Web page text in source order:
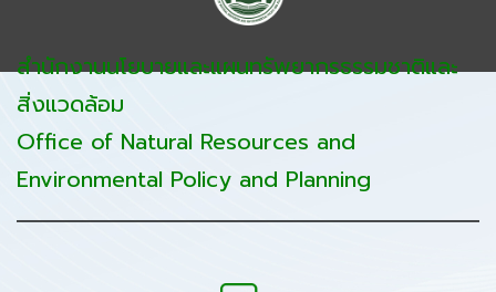
สำนักงานนโยบายและแผนทรัพยากรธรรมชาติและ
สิ่งแวดล้อม
Office of Natural Resources and
Environmental Policy and Planning